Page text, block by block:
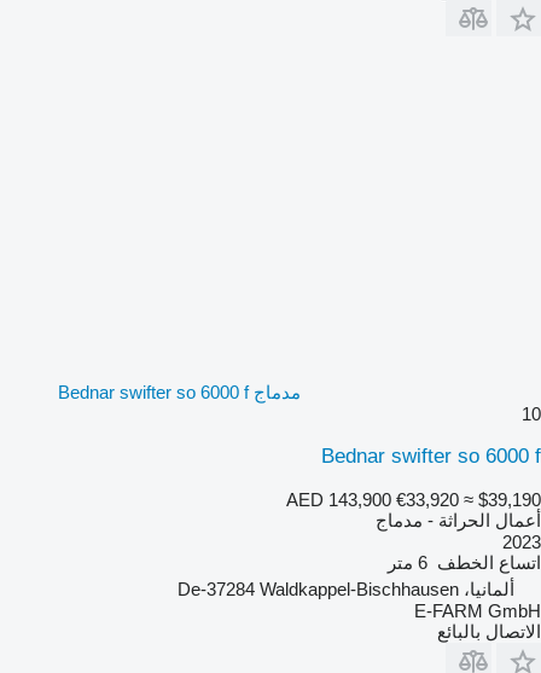
مدماج Bednar swifter so 6000 f
10
Bednar swifter so 6000 f
AED 143,900 €33,920 ≈ $39,190
أعمال الحراثة - مدماج
2023
اتساع الخطف 6 متر
ألمانيا، De-37284 Waldkappel-Bischhausen
E-FARM GmbH
الاتصال بالبائع